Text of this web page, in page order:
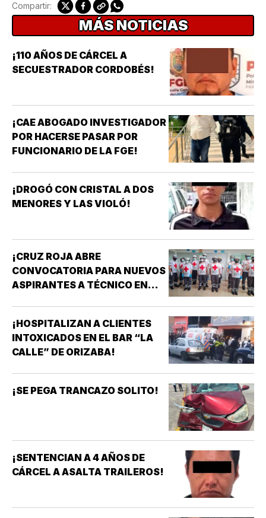
Compartir:
MÁS NOTICIAS
¡110 AÑOS DE CÁRCEL A
SECUESTRADOR CORDOBÉS!
¡CAE ABOGADO INVESTIGADOR
POR HACERSE PASAR POR
FUNCIONARIO DE LA FGE!
¡DROGÓ CON CRISTAL A DOS
MENORES Y LAS VIOLÓ!
¡CRUZ ROJA ABRE
CONVOCATORIA PARA NUEVOS
ASPIRANTES A TÉCNICO EN
¡HOSPITALIZAN A CLIENTES
INTOXICADOS EN EL BAR “LA
CALLE” DE ORIZABA!
¡SE PEGA TRANCAZO SOLITO!
¡SENTENCIAN A 4 AÑOS DE
CÁRCEL A ASALTA TRAILEROS!